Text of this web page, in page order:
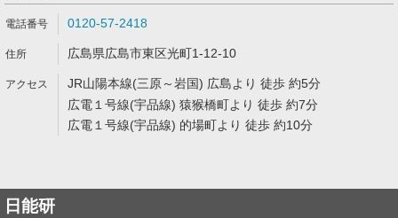
0120-57-2418
広島県広島市東区光町1-12-10
JR山陽本線(三原～岩国) 広島より 徒歩 約5分
広電１号線(宇品線) 猿猴橋町より 徒歩 約7分
広電１号線(宇品線) 的場町より 徒歩 約10分
日能研